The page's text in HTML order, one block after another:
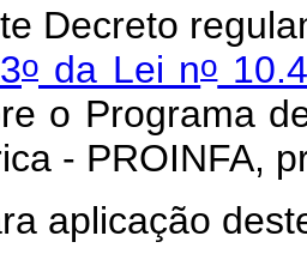
Decreto
o da Lei no
o Programa
- PROINFA,
aplicação